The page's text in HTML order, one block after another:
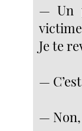
— Un
Je te
—
— Non,